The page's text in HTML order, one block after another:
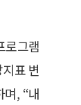
로그램
표 변
, “내